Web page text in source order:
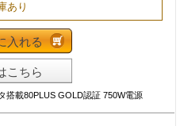
あり
入れる
こちら
搭載80PLUS GOLD認証 750W電源